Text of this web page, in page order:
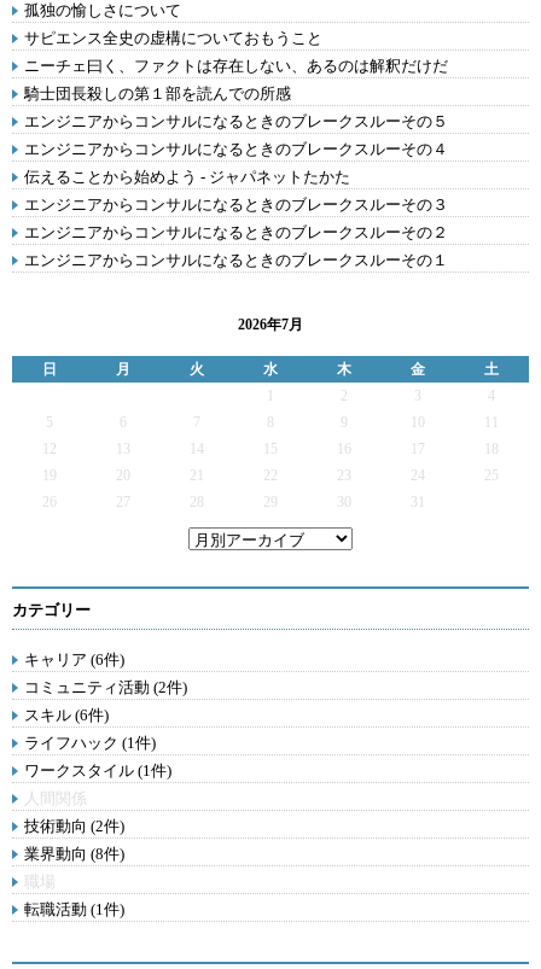
孤独の愉しさについて
サピエンス全史の虚構についておもうこと
ニーチェ曰く、ファクトは存在しない、あるのは解釈だけだ
騎士団長殺しの第１部を読んでの所感
エンジニアからコンサルになるときのブレークスルーその５
エンジニアからコンサルになるときのブレークスルーその４
伝えることから始めよう - ジャパネットたかた
エンジニアからコンサルになるときのブレークスルーその３
エンジニアからコンサルになるときのブレークスルーその２
エンジニアからコンサルになるときのブレークスルーその１
2026年7月
日 月 火 水 木 金
土
2 3
4
5
6 7 9
12
13 14 15 16 17
19
20 21 22 23 24
25
26
27 28 29 30 31
カテゴリー
キャリア (6件)
コミュニティ活動 (2件)
スキル (6件)
ライフハック (1件)
ワークスタイル (1件)
人間関係
技術動向 (2件)
業界動向 (8件)
職場
転職活動 (1件)